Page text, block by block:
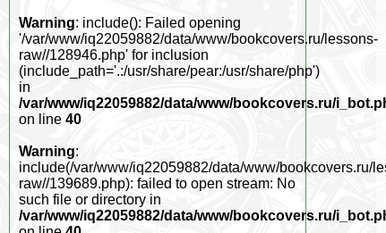
Warning: include(): Failed opening
'/var/www/iq22059882/data/www/bookcovers.ru/lessons-
raw//128946.php' for inclusion
(include_path='.:/usr/share/pear:/usr/share/php')
in
/var/www/iq22059882/data/www/bookcovers.ru/
on line 40
Warning:
include(/var/www/iq22059882/data/www/bookcovers.ru/
raw//139689.php): failed to open stream: No
such file or directory in
/var/www/iq22059882/data/www/bookcovers.ru/